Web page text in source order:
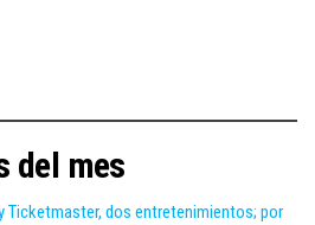
del mes
Ticketmaster, dos entretenimientos; por